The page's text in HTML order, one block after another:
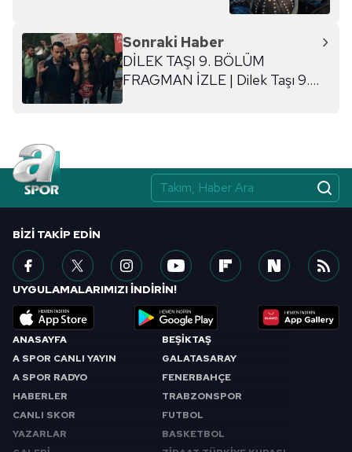
Sonraki Haber
DİLEK TAŞI 9. BÖLÜM
FRAGMAN İZLE | Dilek Taşı 9.
ANASAYFA
A SPOR CANLI YAYIN
A SPOR RADYO
HABERLER
CANLI SKOR
YAZARLAR
BEŞİKTAŞ
GALATASARAY
FENERBAHÇE
TRABZONSPOR
FUTBOL
BASKETBOL
BIZI TAKIP EDIN
UYGULAMALARIMIZI İNDİRİN!